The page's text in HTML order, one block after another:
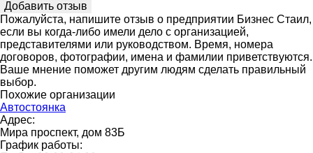
Пожалуйста, напишите отзыв о предприятии Бизнес Стаил,
если вы когда-либо имели дело с организацией,
представителями или руководством. Время, номера
договоров, фотографии, имена и фамилии приветствуются.
Ваше мнение поможет другим людям сделать правильный
выбор.
Похожие организации
Автостоянка
Адрес:
Мира проспект, дом 83Б
График работы: